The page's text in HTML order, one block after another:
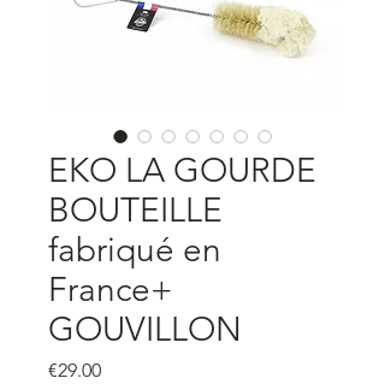
EKO LA GOURDE
BOUTEILLE
fabriqué en
France+
GOUVILLON
€29.00Price